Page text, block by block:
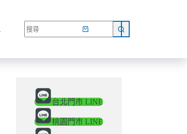
網路商店
台北門市 LINE
桃園門市 LINE